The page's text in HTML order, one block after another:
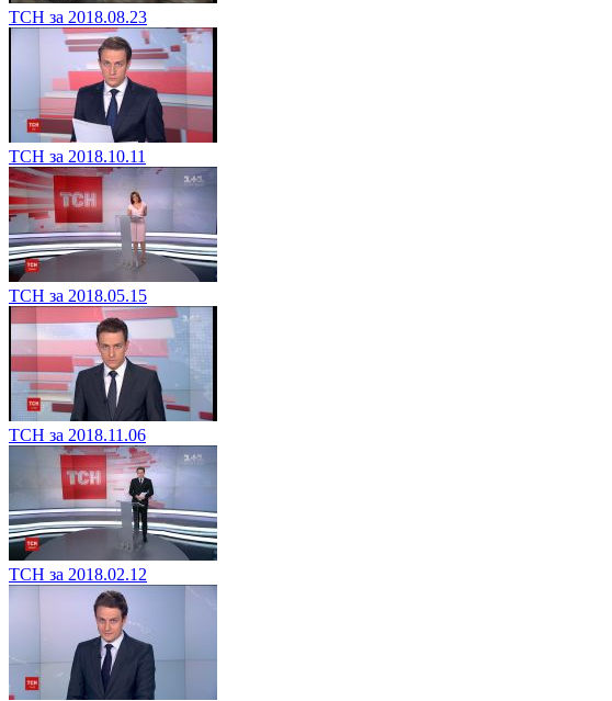
ТСН за 2018.08.23
ТСН за 2018.10.11
ТСН за 2018.05.15
ТСН за 2018.11.06
ТСН за 2018.02.12